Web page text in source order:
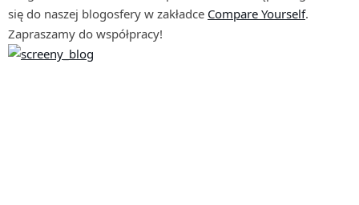
się do naszej blogosfery w zakładce Compare Yourself.
Zapraszamy do współpracy!